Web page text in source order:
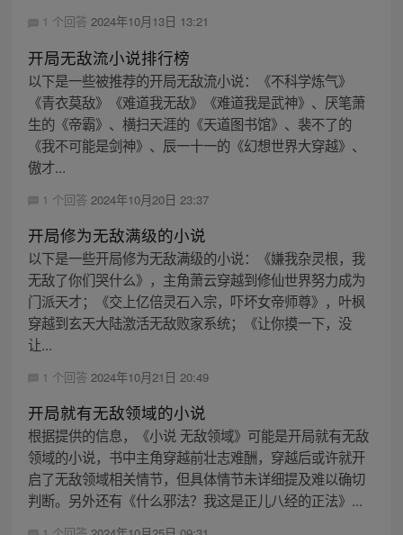
1 个回答 2024年10月13日 13:21
开局无敌流小说排行榜
以下是一些被推荐的开局无敌流小说：《不科学炼气》
《青衣莫敌》《难道我无敌》《难道我是武神》、厌笔萧
生的《帝霸》、横扫天涯的《天道图书馆》、裴不了的
《我不可能是剑神》、辰一十一的《幻想世界大穿越》、
傲才...
1 个回答 2024年10月20日 23:37
开局修为无敌满级的小说
以下是一些开局修为无敌满级的小说：《嫌我杂灵根，我
无敌了你们哭什么》，主角萧云穿越到修仙世界努力成为
门派天才；《交上亿倍灵石入宗，吓坏女帝师尊》，叶枫
穿越到玄天大陆激活无敌败家系统；《让你摸一下，没
让...
1 个回答 2024年10月21日 20:49
开局就有无敌领域的小说
根据提供的信息，《小说 无敌领域》可能是开局就有无敌
领域的小说，书中主角穿越前壮志难酬，穿越后或许就开
启了无敌领域相关情节，但具体情节未详细提及难以确切
判断。另外还有《什么邪法？我这是正儿八经的正法》...